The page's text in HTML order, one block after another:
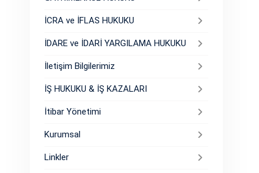
İCRA ve İFLAS HUKUKU
İDARE ve İDARİ YARGILAMA HUKUKU
İletişim Bilgilerimiz
İŞ HUKUKU & İŞ KAZALARI
İtibar Yönetimi
Kurumsal
Linkler